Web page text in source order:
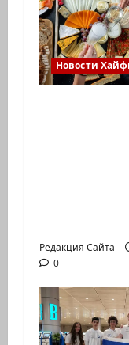
Новости
Редакция Сайта
0